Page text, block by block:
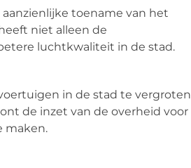
toename van het
niet alleen de
luchtkwaliteit in de stad.
in de stad te vergroten
de inzet van de overheid voor
maken.